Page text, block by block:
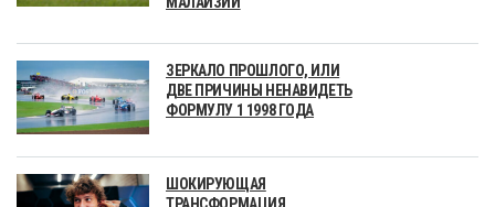
ЗЕРКАЛО ПРОШЛОГО, ИЛИ
ДВЕ ПРИЧИНЫ НЕНАВИДЕТЬ
ФОРМУЛУ 1 1998 ГОДА
ШОКИРУЮЩАЯ
ТРАНСФОРМАЦИЯ